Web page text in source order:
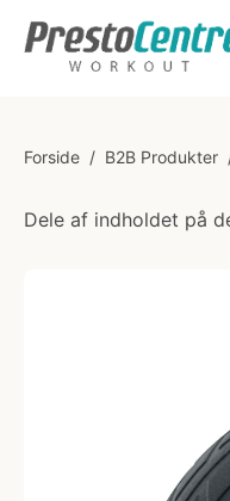
Forside / B2B Produkter
Dele af indholdet på